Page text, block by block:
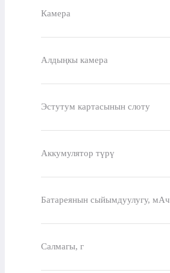
Камера
Алдыңкы камера
Эстутум картасынын слоту
Аккумулятор түрү
Батареянын сыйымдуулугу, мАч
Салмагы, г